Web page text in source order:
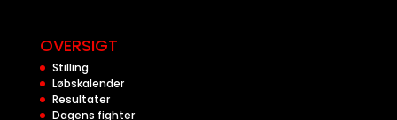
OVERSIGT
Stilling
Løbskalender
Resultater
Dagens fighter